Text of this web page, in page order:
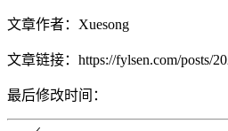
文章作者： Xuesong
文章链接： https://fylsen.com/posts/
最后修改时间：